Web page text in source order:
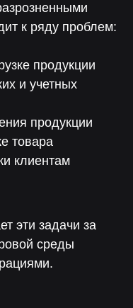
к ряду проблем:
продукции
и учетных
продукции
товара
клиентам
эти задачи за
среды